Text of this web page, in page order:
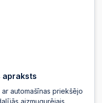
21:47:42
21:47:42
apraksts
automašīnas priekšējo